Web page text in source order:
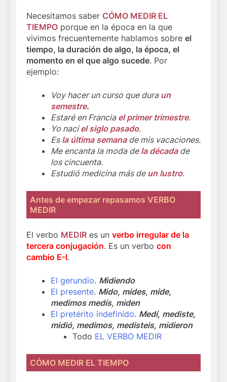
Necesitamos saber CÓMO MEDIR EL
TIEMPO porque en la época en la que
vivimos frecuentemente hablamos sobre el
tiempo, la duración de algo, la época, el
momento en el que algo sucede. Por
ejemplo:
Voy hacer un curso que dura un
semestre.
Estaré en Francia el primer trimestre.
Yo nacíel siglo pasado.
Es la última semanade mis vacaciones.
Me encanta la moda de la décadade
los cincuenta.
Estudió medicina más de un lustro.
Antes de empezar repasamosVERBO
MEDIR
El verbo MEDIR es un verbo irregular de la
tercera conjugación. Es un verbo con
cambio E-I.
El gerundio. Midiendo
El presente. Mido, mides, mide,
medimos medís, miden
El pretérito indefinido. Medí, mediste,
midió, medimos, medisteis, midieron
Todo EL VERBO MEDIR
CÓMO MEDIR EL TIEMPO